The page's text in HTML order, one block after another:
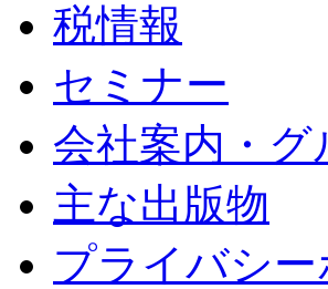
税情報
セミナー
会社案内・グ
主な出版物
プライバシ